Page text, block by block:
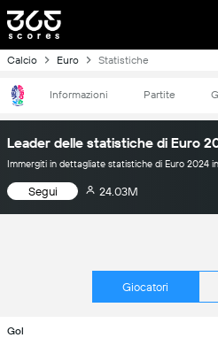
Calcio Euro Statistiche
Informazioni Partite
Leader delle statistiche di Euro
Immergiti in dettagliate statistiche di Euro 2024
Segui 24.03M
Giocatori
Gol